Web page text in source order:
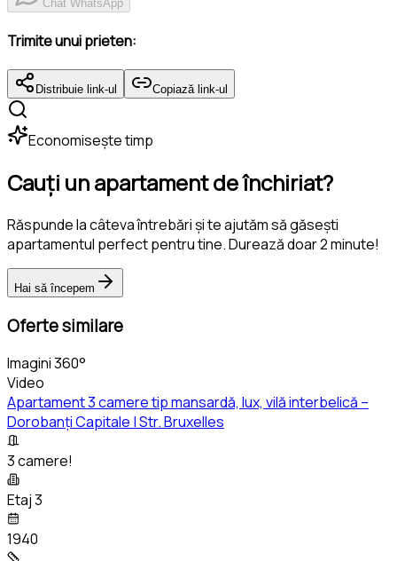
Chat WhatsApp
Trimite unui prieten:
Distribuie link-ul Copiază link-ul
Economisește timp
Cauți un apartament de închiriat?
Răspunde la câteva întrebări și te ajutăm să găsești
apartamentul perfect pentru tine. Durează doar 2 minute!
Hai să începem
Oferte similare
Imagini 360°
Video
Apartament 3 camere tip mansardă, lux, vilă interbelică –
Dorobanți Capitale | Str. Bruxelles
3 camere!
Etaj 3
1940